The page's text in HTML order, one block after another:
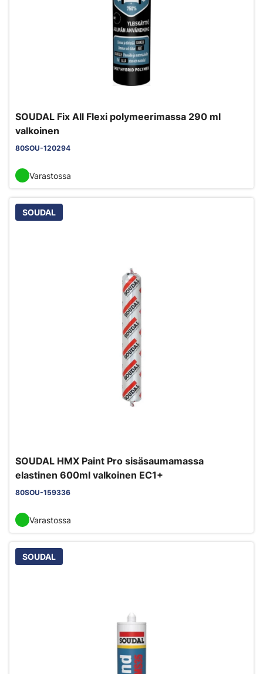
SOUDAL Fix All Flexi polymeerimassa 290 ml
valkoinen
80SOU-120294
Varastossa
SOUDAL
SOUDAL HMX Paint Pro sisäsaumamassa
elastinen 600ml valkoinen EC1+
80SOU-159336
Varastossa
SOUDAL